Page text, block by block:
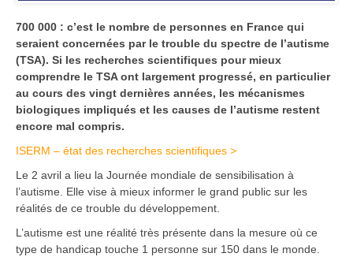
700 000 : c’est le nombre de personnes en France qui
seraient concernées par le trouble du spectre de l’autisme
(TSA). Si les recherches scientifiques pour mieux
comprendre le TSA ont largement progressé, en particulier
au cours des vingt dernières années, les mécanismes
biologiques impliqués et les causes de l’autisme restent
encore mal compris.
ISERM – état des recherches scientifiques >
Le 2 avril a lieu la Journée mondiale de sensibilisation à
l’autisme. Elle vise à mieux informer le grand public sur les
réalités de ce trouble du développement.
L’autisme est une réalité très présente dans la mesure où ce
type de handicap touche 1 personne sur 150 dans le monde.